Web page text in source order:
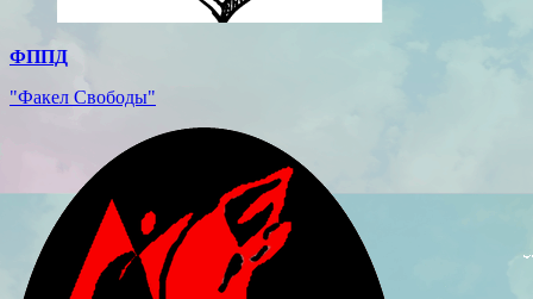
ФППД
"Факел Свободы"